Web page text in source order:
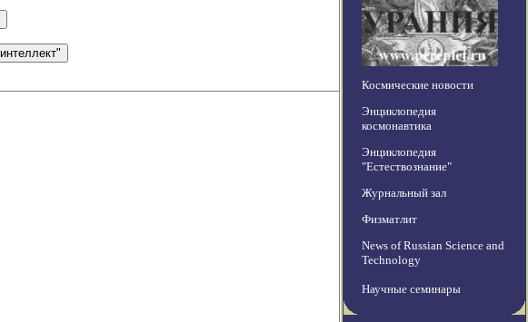
Космические новости
Энциклопедия
космонавтика
Энциклопедия
"Естествознание"
Журнальный зал
Физматлит
News of Russian Science and
Technology
Научные семинары